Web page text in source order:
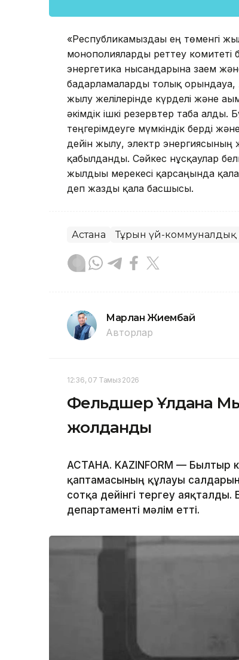
«Республикамыздағы ең төменгі
монополияларды реттеу комитеті
энергетика нысандарына заем
бағдарламаларды толық
жылу желілерінде күрделі және
әкімдік ішкі резервтер таба алды.
теңгерімдеуге мүмкіндік берді
дейін жылу, электр
қабылданды. Сәйкес нұсқаулар
жылдығы мерекесі қарсаңында
деп жазды қала басшысы.
Астана Тұрғын үй-
Марлан Жиембай
Авторлар
12:36, 07 Тамыз 2026
Фельдшер Ұлдана
жолданды
АСТАНА. KAZINFORM — Былтыр
қаптамасының құлауы
сотқа дейінгі тергеу
департаменті мәлім етті.